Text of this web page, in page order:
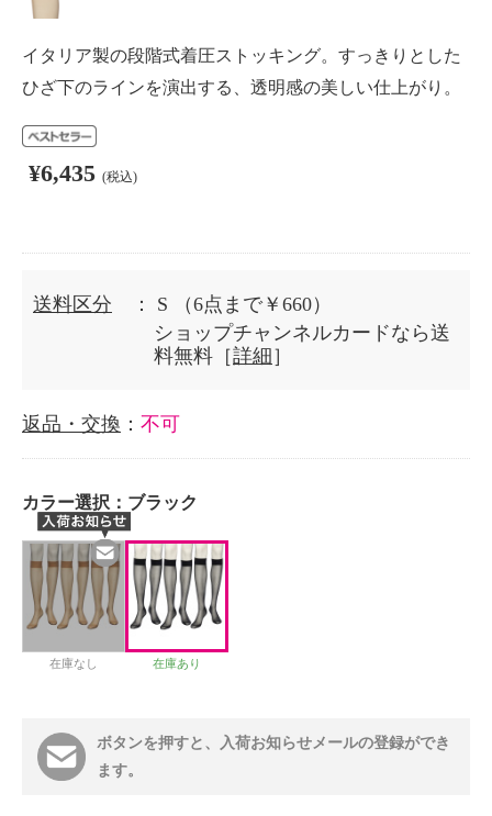
イタリア製の段階式着圧ストッキング。すっきりとした
ひざ下のラインを演出する、透明感の美しい仕上がり。
¥6,435 (税込)
送料区分 ： S
（6点まで￥660）
ショップチャンネルカードなら送
料無料［詳細 ］
返品・交換 ： 不可
カラー選択： ブラック
在庫なし 在庫あり
ボタンを押すと、入荷お知らせメールの登録ができ
ます。